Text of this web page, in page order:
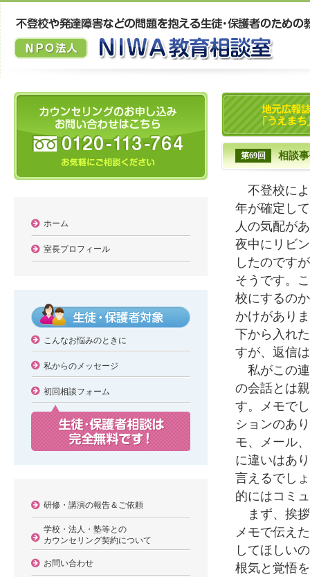
ホーム
室長プロフィール
こんなお悩みのときに
私からのメッセージ
初回相談フォーム
研修・講演の報告＆ご依頼
学校・法人・塾等との
カウンセリング契約について
お問い合わせ
第69回 相談
不登校によ
年が確定し
人の気配が
夜中にリビ
したのです
そうです。
校にするの
かけがあり
下から入れ
すが、返信
私がこの連
の会話とは
す。メモで
ションのあ
モ、メール
に違いはあ
言えるでし
的にはコミ
まず、挨拶
メモで伝え
してほしい
根気と覚悟